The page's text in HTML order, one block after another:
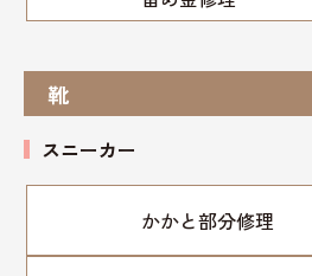
靴
スニーカー
かかと部分修理